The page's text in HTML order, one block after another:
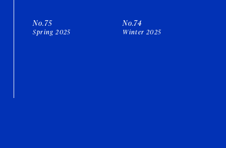
No.75
Spring 2025
No.74
Winter 2025